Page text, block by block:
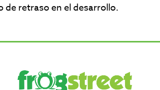
retraso en el desarrollo.